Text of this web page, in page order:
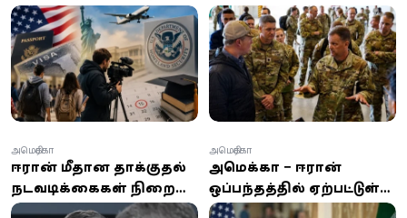
மாற்றம்: வெளிநாட்டு
மாணவர்கள் மற்றும்
ஊடகவியலாளர்களுக்கு
புதிய கட்டுப்பாடுகள்
படைகளை திரும்பப்
பெறுகிறது அமெரிக்கா
ஈரான் மீதான தாக்குதல்
நடவடிக்கைகள் நிறைவு
– ஹார்முஸ் ஜலசந்தியில்
அமெரிக்கா
அமெரிக்கா – ஈரான்
ஒப்பந்தத்தில் ஏற்பட்டுள்ள
சிக்கல்: அதிகாரிகள்
அமெரிக்கா